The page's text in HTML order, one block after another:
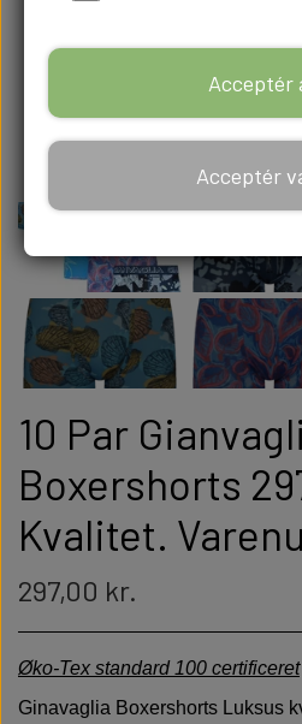
10 Par
Boxershorts
Kvalitet.
297,00 kr.
Øko-Tex standard 100 certificeret
Ginavaglia Boxershorts Luksus
Acceptér
Acceptér